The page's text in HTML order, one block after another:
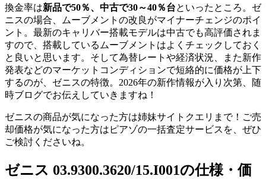
換金率は新品で50％、中古で30～40％台といったところ。ゼ
ニスの場合、ムーブメントの改良がマイナーチェンジのポイ
ント。最新のキャリバー搭載モデルは中古でも高評価されま
すので、搭載しているムーブメントはよくチェックしておく
と良いと思います。そして為替レートや経済状況、また新作
発表などのマーケットコンディションで短絡的に価格が上下
するのが、ゼニスの特徴。2026年の新作情報が入り次第、随
時ブログでお伝えしていきますね！
ゼニスの商品が気になった方は姉妹サイトクエリまで！ご売
却価格が気になった方はピアゾの一括査定サービスを、ぜひ
ご検討くださいね。
ゼニス 03.9300.3620/15.I001の仕様・価